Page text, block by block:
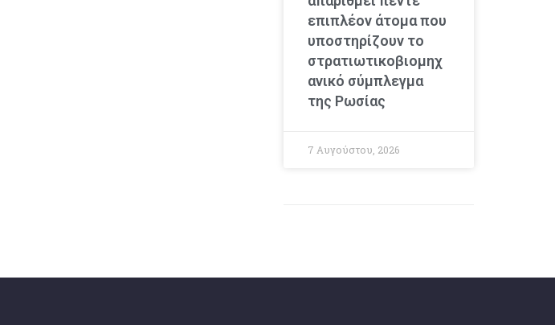
επιπλέον άτομα που
υποστηρίζουν το
στρατιωτικοβιομηχ
ανικό σύμπλεγμα
της Ρωσίας
7 Αυγούστου, 2026